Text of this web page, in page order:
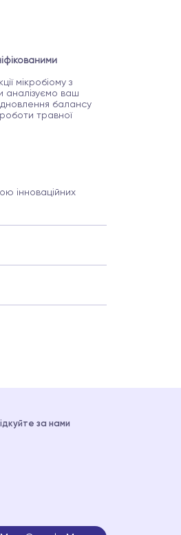
мікробіому з
аналізуємо ваш
балансу
травної
інноваційних
за нами